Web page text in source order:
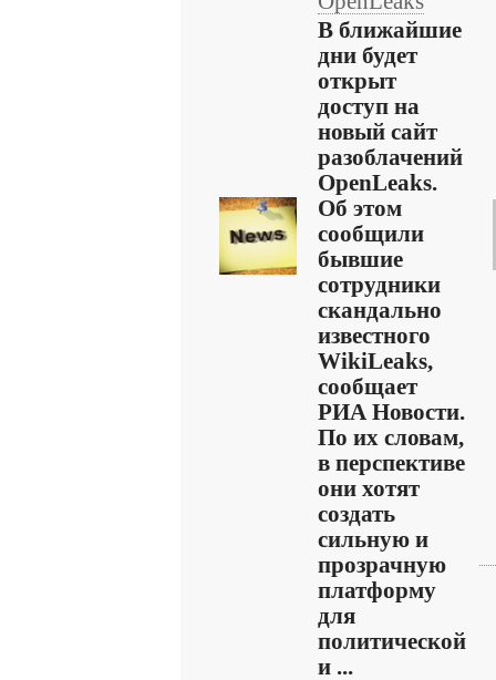
В ближайшие
дни будет
открыт
доступ на
новый сайт
разоблачений
OpenLeaks.
Об этом
сообщили
бывшие
сотрудники
скандально
известного
WikiLeaks,
сообщает
РИА Новости.
По их словам,
в перспективе
они хотят
создать
сильную и
прозрачную
платформу
для
политической
и ...